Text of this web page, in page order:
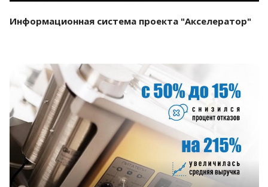
Информационная система проекта "Акселератор"
Смотреть проект